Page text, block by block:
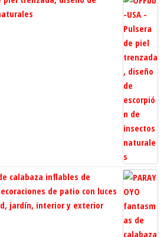
calabaza inflables de
de patio con luces
jardín, interior y exterior